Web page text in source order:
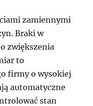
zamiennymi
Braki w
zwiększenia
to
firmy o wysokiej
automatyczne
stan